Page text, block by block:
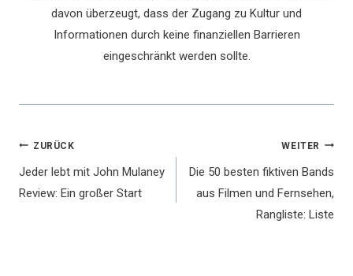
davon überzeugt, dass der Zugang zu Kultur und
Informationen durch keine finanziellen Barrieren
eingeschränkt werden sollte.
Beitragsnavigation
ZURÜCK
Jeder lebt mit John Mulaney
Review: Ein großer Start
WEITER
Die 50 besten fiktiven Bands
aus Filmen und Fernsehen,
Rangliste: Liste